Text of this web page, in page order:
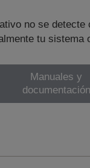
no se
tu sistema
Manuales y
documentación